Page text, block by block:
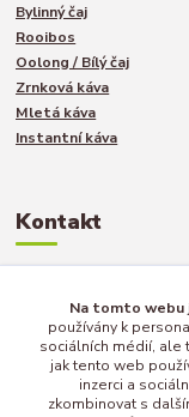
Bylinný čaj
Rooibos
Oolong / Bílý čaj
Zrnková káva
Mletá káva
Instantní káva
Kontakt
Jakub Turek
+420 735
info@afternoon-
Na tomto webu
používány k
sociálních médií, ale
jak tento web
inzerci a
zkombinovat s